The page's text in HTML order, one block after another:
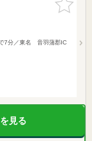
りに追加
7分／東名 音羽蒲郡IC
見る